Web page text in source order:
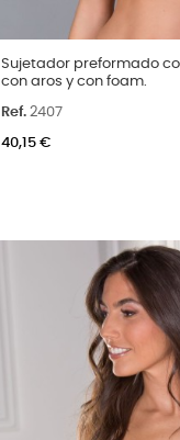
Talla
90C
95C 100C
Color
Arena
Sujetador preformado
con aros y con foam.
Ref. 2407
40,15 €